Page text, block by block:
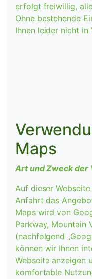
erfolgt freiwillig,
Ohne bestehende
Ihnen leider nicht in
Maps
Art und Zweck der
Auf dieser
Anfahrt das
Maps wird von
Parkway, Mountain
(nachfolgend
können wir Ihnen
Webseite anzeigen
komfortable